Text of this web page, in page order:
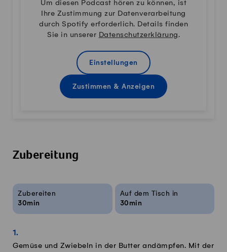
Um diesen Podcast hören zu können, ist
Ihre Zustimmung zur Datenverarbeitung
durch Spotify erforderlich. Details finden
Sie in unserer Datenschutzerklärung.
Einstellungen
Zustimmen & Anzeigen
Zubereitung
Rezeptinfos
Zubereiten
30min
Auf dem Tisch in
30min
Gemüse und Zwiebeln in der Butter andämpfen. Mit der